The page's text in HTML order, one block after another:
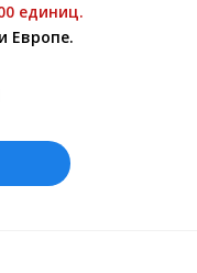
Цены на
0.26207
единиц.
Европе.